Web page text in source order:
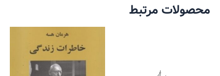
محصولات مرتبط